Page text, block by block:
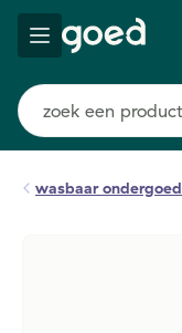
wasbaar ondergoed